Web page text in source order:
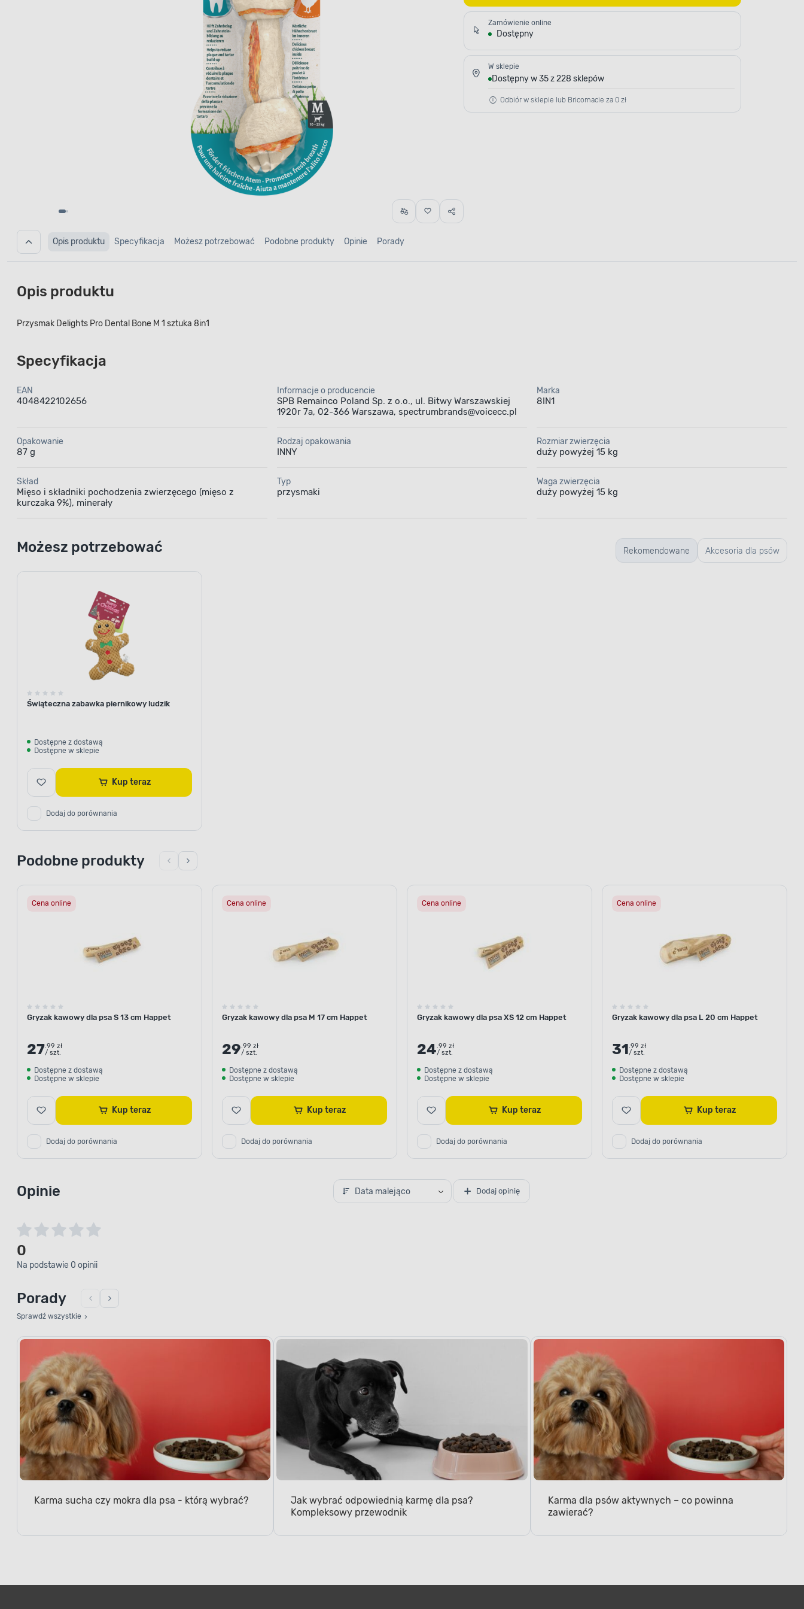
Zamówienie online
Dostępny
W sklepie
Dostępny w 35 z 228 sklepów
Odbiór w sklepie lub Bricomacie za 0 zł
Opis produktu Specyfikacja Możesz potrzebować Podobne produkty Opinie Porady
Opis produktu
Przysmak Delights Pro Dental Bone M 1 sztuka 8in1
Specyfikacja
EAN
4048422102656
Informacje o producencie
SPB Remainco Poland Sp. z o.o., ul. Bitwy Warszawskiej
1920r 7a, 02-366 Warszawa, spectrumbrands@voicecc.pl
Marka
8IN1
Opakowanie
87 g
Rodzaj opakowania
INNY
Rozmiar zwierzęcia
duży powyżej 15 kg
Skład
Mięso i składniki pochodzenia zwierzęcego (mięso z
kurczaka 9%), minerały
Typ
przysmaki
Waga zwierzęcia
duży powyżej 15 kg
Rekomendowane Akcesoria dla psów
Możesz potrzebować
Świąteczna zabawka piernikowy ludzik
Dostępne z dostawą
Dostępne w sklepie
Kup teraz
Dodaj do porównania
Podobne produkty
Cena online
Gryzak kawowy dla psa S 13 cm Happet
27.99 zł
/ szt.
Dostępne z dostawą
Dostępne w sklepie
Kup teraz
Dodaj do porównania
Cena online
Gryzak kawowy dla psa M 17 cm Happet
29.99 zł
/ szt.
Dostępne z dostawą
Dostępne w sklepie
Kup teraz
Dodaj do porównania
Cena online
Gryzak kawowy dla psa XS 12 cm Happet
24.99 zł
/ szt.
Dostępne z dostawą
Dostępne w sklepie
Kup teraz
Dodaj do porównania
Cena online
Gryzak kawowy dla psa L 20 cm Happet
31.99 zł
/ szt.
Dostępne z dostawą
Dostępne w sklepie
Kup teraz
Dodaj do porównania
Opinie Data malejąco Dodaj opinię
0
Na podstawie 0 opinii
Porady
Sprawdź wszystkie
Karma sucha czy mokra dla psa - którą wybrać?
Jak wybrać odpowiednią karmę dla psa?
Kompleksowy przewodnik
Karma dla psów aktywnych – co powinna
zawierać?